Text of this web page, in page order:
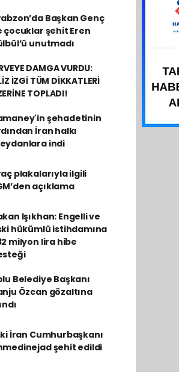
Başkan Genç
çocuklar şehit Eren
unutmadı
DAMGA VURDU:
İZGİ TÜM DİKKATLERİ
TOPLADI!
şehadetinin
İran halkı
indi
plakalarıyla ilgili
açıklama
Işıkhan: Engelli ve
hükümlü istihdamına
milyon lira hibe
Belediye Başkanı
Özcan gözaltına
İran Cumhurbaşkanı
şehit edildi